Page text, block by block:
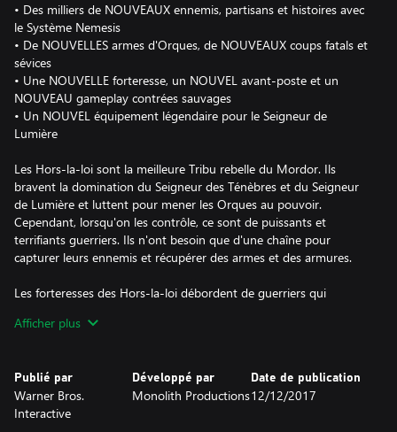
• Des milliers de NOUVEAUX ennemis, partisans et histoires avec
le Système Nemesis
• De NOUVELLES armes d'Orques, de NOUVEAUX coups fatals et
sévices
• Une NOUVELLE forteresse, un NOUVEL avant-poste et un
NOUVEAU gameplay contrées sauvages
• Un NOUVEL équipement légendaire pour le Seigneur de
Lumière
Les Hors-la-loi sont la meilleure Tribu rebelle du Mordor. Ils
bravent la domination du Seigneur des Ténèbres et du Seigneur
de Lumière et luttent pour mener les Orques au pouvoir.
Cependant, lorsqu'on les contrôle, ce sont de puissants et
terrifiants guerriers. Ils n'ont besoin que d'une chaîne pour
capturer leurs ennemis et récupérer des armes et des armures.
Les forteresses des Hors-la-loi débordent de guerriers qui
Mordor.
Afficher plus
Publié par
Warner Bros.
Interactive
Développé par
Monolith Productions
Date de publication
12/12/2017